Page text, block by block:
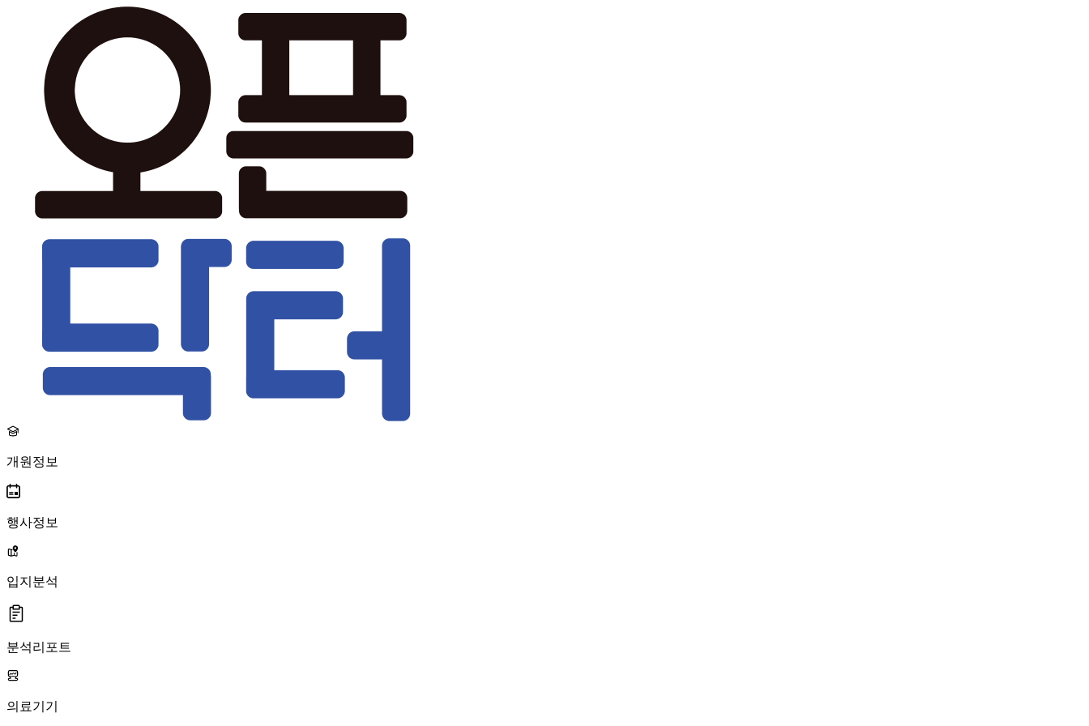
개원정보
행사정보
입지분석
분석리포트
의료기기